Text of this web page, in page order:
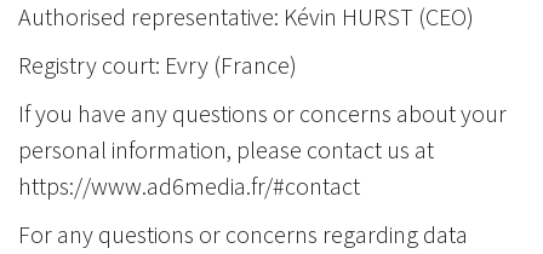
Authorised representative: Kévin HURST (CEO)
Registry court: Evry (France)
If you have any questions or concerns about your
personal information, please contact us at
https://www.ad6media.fr/#contact
For any questions or concerns regarding data